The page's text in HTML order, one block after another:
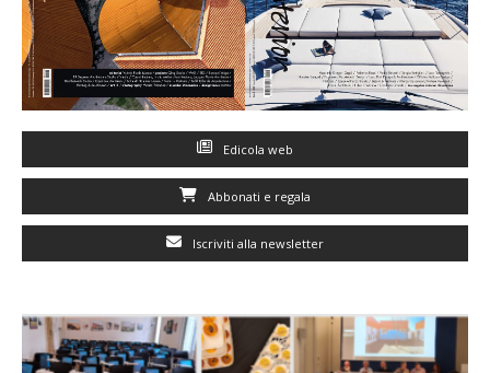
Edicola web
Abbonati e regala
Iscriviti alla newsletter